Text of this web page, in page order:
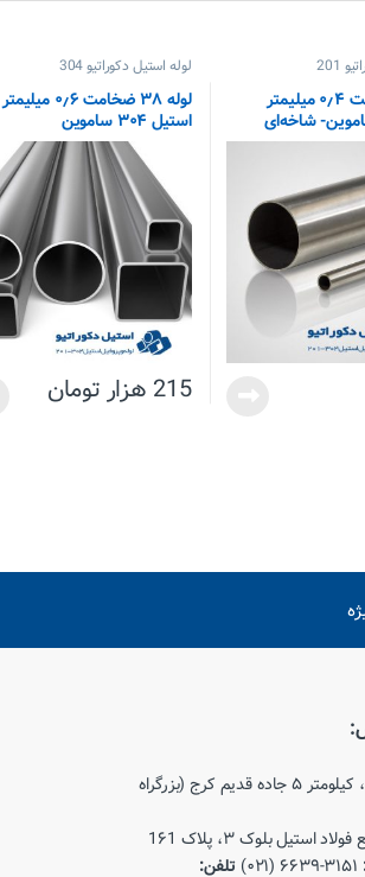
201
لوله ۱۰ ضخامت ۰٫۴ میلیمتر
لوله استیل دکوراتیو 304
لوله ۳۸ ضخامت ۰٫۶ میلیمتر
استیل ۳۰۴ ساموین
215 هزار تومان
تهران، کیلومتر ۵ جاده قدیم کرج (بزرگراه
استیل بلوک ۳، پلاک 1۶1
۳۱۵۱-۶۶۳۹ (۰۲۱) تلفن: